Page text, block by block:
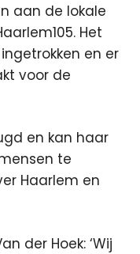
aan de lokale
Het
en er
voor de
en kan haar
te
Haarlem en
der Hoek: ‘Wij